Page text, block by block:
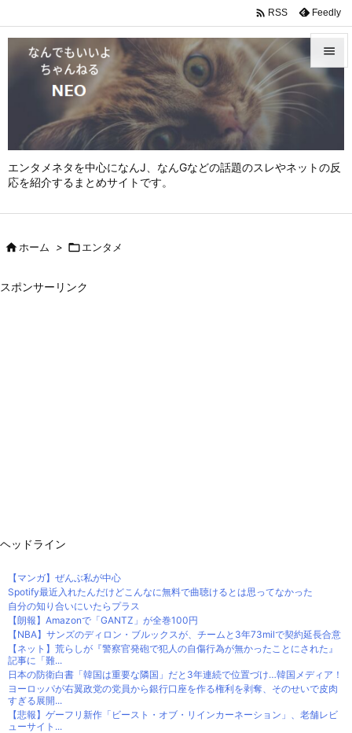
エンタメネタを中心になんJ、なんGなどの話題のスレやネットの反
応を紹介するまとめサイトです。



 RSS Feedly
ホーム > エンタメ
スポンサーリンク
ヘッドライン
【マンガ】ぜんぶ私が中心
Spotify最近入れたんだけどこんなに無料で曲聴けるとは思ってなかった
自分の知り合いにいたらプラス
【朗報】Amazonで「GANTZ」が全巻100円
【NBA】サンズのディロン・ブルックスが、チームと3年73milで契約延長合意
【ネット】荒らしが『警察官発砲で犯人の自傷行為が無かったことにされた』
記事に「難...
日本の防衛白書「韓国は重要な隣国」だと3年連続で位置づけ…韓国メディア！
ヨーロッパが右翼政党の党員から銀行口座を作る権利を剥奪、そのせいで皮肉
すぎる展開...
【悲報】ゲーフリ新作「ビースト・オブ・リインカーネーション」、老舗レビ
ューサイト...